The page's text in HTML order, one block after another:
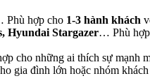
Phù hợp cho 1-3 hành khách
Hyundai Stargazer… Phù
cho những ai thích sự mạnh
gia đình lớn hoặc nhóm